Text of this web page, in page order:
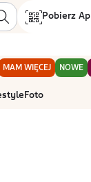
Pobierz
MAM WIĘCEJ NOWE
Foto